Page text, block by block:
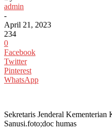
admin
-
April 21, 2023
234
0
Facebook
Twitter
Pinterest
WhatsApp
Sekretaris Jenderal Kementerian
Sanusi.foto;doc humas